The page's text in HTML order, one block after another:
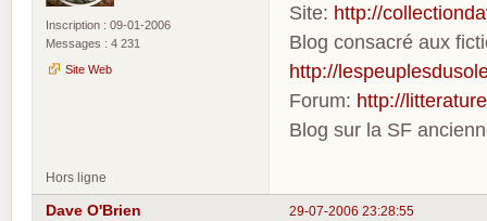
Inscription : 09-01-2006
Messages : 4 231
Site Web
Site: http://
Blog consacré aux
http://
Forum: http://
Blog sur la SF
Hors ligne
29-07-2006 23:28:55
Dave O'Brien